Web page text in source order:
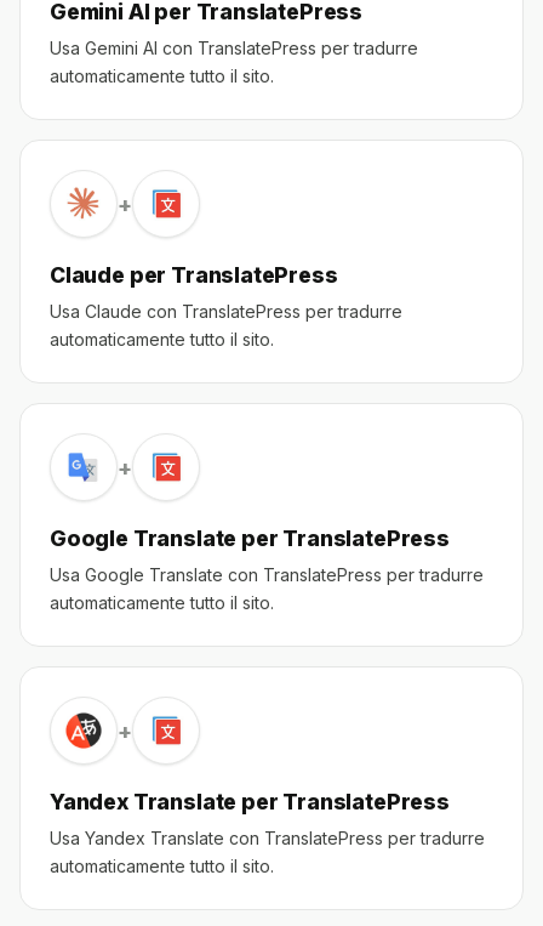
Gemini AI per TranslatePress
Usa Gemini AI con TranslatePress per tradurre
automaticamente tutto il sito.
+
Claude per TranslatePress
Usa Claude con TranslatePress per tradurre
automaticamente tutto il sito.
+
Google Translate per TranslatePress
Usa Google Translate con TranslatePress per tradurre
automaticamente tutto il sito.
+
Yandex Translate per TranslatePress
Usa Yandex Translate con TranslatePress per tradurre
automaticamente tutto il sito.